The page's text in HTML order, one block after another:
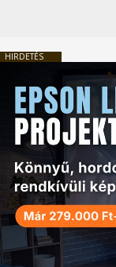
HIRDETÉS